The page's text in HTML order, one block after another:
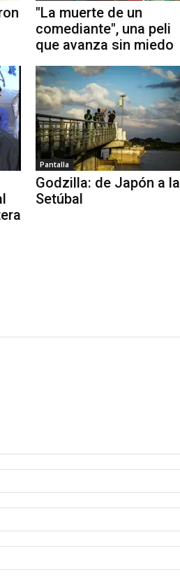
"La muerte de un
comediante", una peli
que avanza sin miedo
Pantalla
Godzilla: de Japón a la
Setúbal